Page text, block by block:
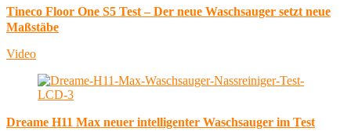
Tineco Floor One S5 Test – Der neue Waschsauger setzt neue
Maßstäbe
Video
Dreame H11 Max neuer intelligenter Waschsauger im Test